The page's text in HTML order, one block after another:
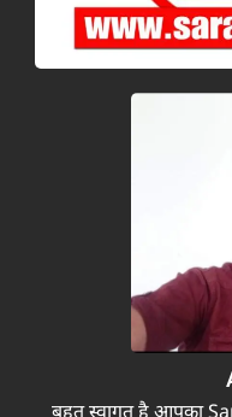
बहुत स्वागत है आपका